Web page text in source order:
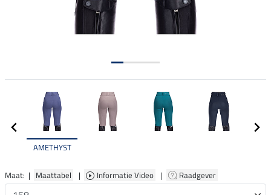
AMETHYST
Maat: | Maattabel | Informatie Video | Raadgever